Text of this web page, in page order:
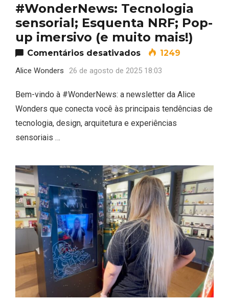
#WonderNews: Tecnologia
sensorial; Esquenta NRF; Pop-
up imersivo (e muito mais!)
Comentários desativadosem #WonderNews:
1249
Alice Wonders 26 de agosto de 2025 18:03
Bem-vindo à #WonderNews: a newsletter da Alice
Wonders que conecta você às principais tendências de
tecnologia, design, arquitetura e experiências
sensoriais …